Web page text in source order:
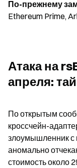
По-прежнему
Ethereum Prime,
Атака на
апреля:
По открытым
кроссчейн-
злоумышленник с
аномально
стоимость около